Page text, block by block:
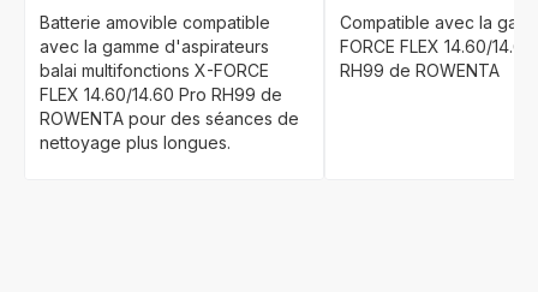
Batterie amovible compatible
avec la gamme d'aspirateurs
balai multifonctions X-FORCE
FLEX 14.60/14.60 Pro RH99 de
ROWENTA pour des séances de
nettoyage plus longues.
Compatible avec la
FORCE FLEX 14.60/
RH99 de ROWENTA